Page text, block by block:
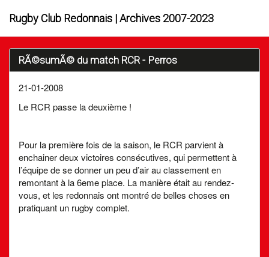
Rugby Club Redonnais | Archives 2007-2023
RÃ©sumÃ© du match RCR - Perros
21-01-2008
Le RCR passe la deuxième !
Pour la première fois de la saison, le RCR parvient à
enchainer deux victoires consécutives, qui permettent à
l’équipe de se donner un peu d’air au classement en
remontant à la 6eme place. La manière était au rendez-
vous, et les redonnais ont montré de belles choses en
pratiquant un rugby complet.